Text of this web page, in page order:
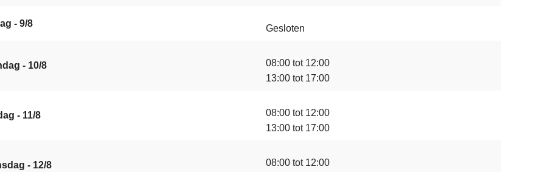
- 9/8 Gesloten
- 10/8
08:00 tot 12:00
13:00 tot 17:00
- 11/8
08:00 tot 12:00
13:00 tot 17:00
- 12/8
08:00 tot 12:00